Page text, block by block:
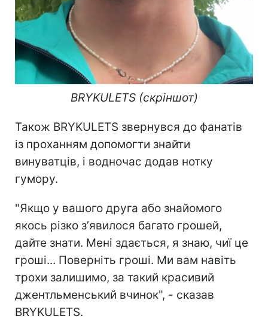
BRYKULETS (скріншот)
Також BRYKULETS звернувся до фанатів
із проханням допомогти знайти
винуватців, і водночас додав нотку
гумору.
"Якщо у вашого друга або знайомого
якось різко зʼявилося багато грошей,
дайте знати. Мені здається, я знаю, чиї це
гроші... Поверніть гроші. Ми вам навіть
трохи залишимо, за такий красивий
джентльменський вчинок", - сказав
BRYKULETS.